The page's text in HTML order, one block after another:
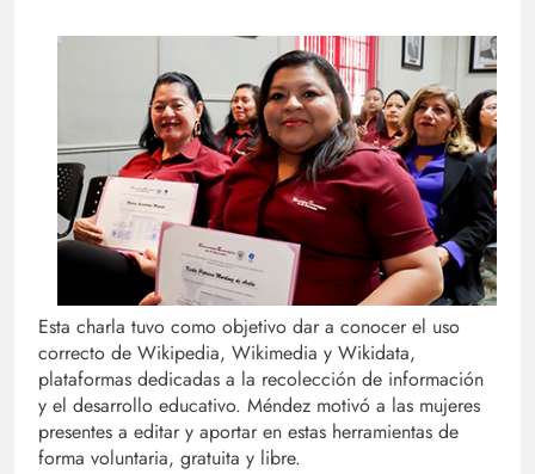
Esta charla tuvo como objetivo dar a conocer el uso
correcto de Wikipedia, Wikimedia y Wikidata,
plataformas dedicadas a la recolección de información
y el desarrollo educativo. Méndez motivó a las mujeres
presentes a editar y aportar en estas herramientas de
forma voluntaria, gratuita y libre.